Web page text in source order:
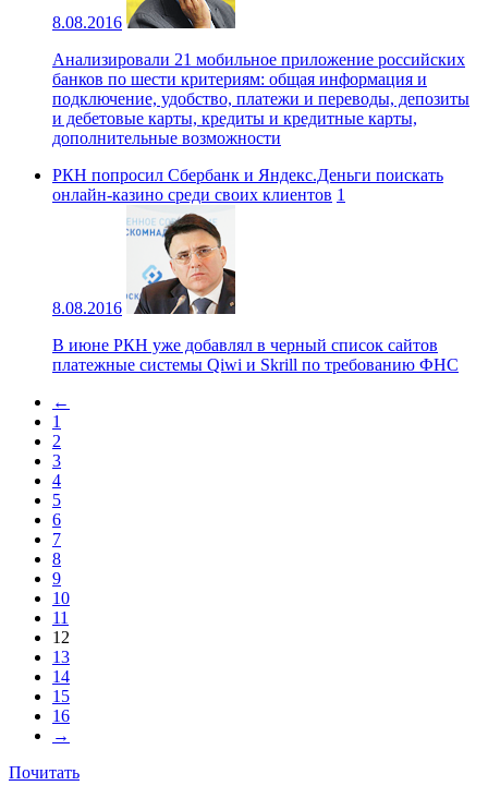
8.08.2016
Анализировали 21 мобильное приложение российских
банков по шести критериям: общая информация и
подключение, удобство, платежи и переводы, депозиты
и дебетовые карты, кредиты и кредитные карты,
дополнительные возможности
РКН попросил Сбербанк и Яндекс.Деньги поискать
онлайн-казино среди своих клиентов 1
8.08.2016
В июне РКН уже добавлял в черный список сайтов
платежные системы Qiwi и Skrill по требованию ФНС
←
1
2
3
4
5
6
7
8
9
10
11
12
13
14
15
16
→
Почитать